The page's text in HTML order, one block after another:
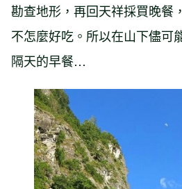
勘查地形，再回天祥採買晚餐
不怎麼好吃。所以在山下儘可
隔天的早餐…